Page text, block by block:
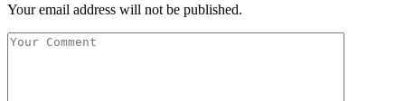
Your email address will not be published.